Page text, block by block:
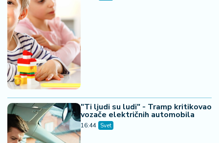
"Ti ljudi su ludi" - Tramp kritikovao
vozače električnih automobila
16:44 Svet